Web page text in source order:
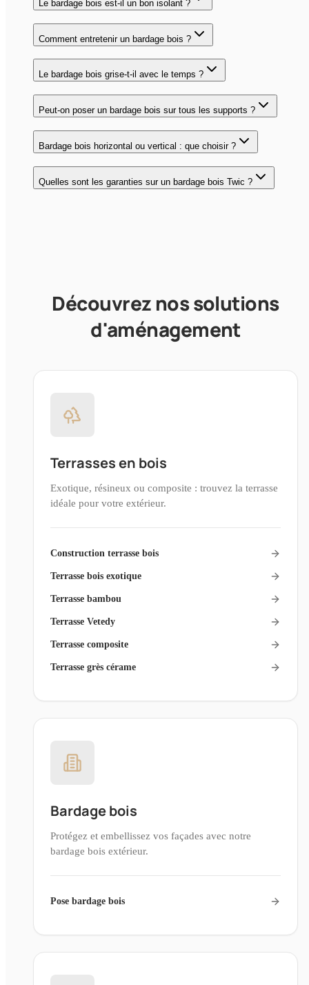
Le bardage bois est-il un bon isolant ?
Comment entretenir un bardage bois ?
Le bardage bois grise-t-il avec le temps ?
Peut-on poser un bardage bois sur tous les supports ?
Bardage bois horizontal ou vertical : que choisir ?
Quelles sont les garanties sur un bardage bois Twic ?
Découvrez nos solutions
d'aménagement
Terrasses en bois
Exotique, résineux ou composite : trouvez la terrasse
idéale pour votre extérieur.
Construction terrasse bois
Terrasse bois exotique
Terrasse bambou
Terrasse Vetedy
Terrasse composite
Terrasse grès cérame
Bardage bois
Protégez et embellissez vos façades avec notre
bardage bois extérieur.
Pose bardage bois